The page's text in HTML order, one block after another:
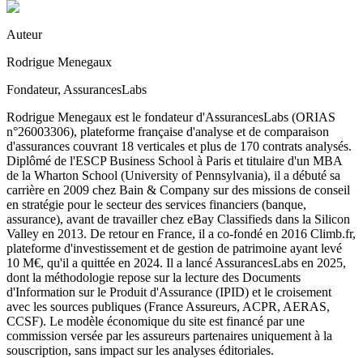
Auteur
Rodrigue Menegaux
Fondateur, AssurancesLabs
Rodrigue Menegaux est le fondateur d'AssurancesLabs (ORIAS
n°26003306), plateforme française d'analyse et de comparaison
d'assurances couvrant 18 verticales et plus de 170 contrats analysés.
Diplômé de l'ESCP Business School à Paris et titulaire d'un MBA
de la Wharton School (University of Pennsylvania), il a débuté sa
carrière en 2009 chez Bain & Company sur des missions de conseil
en stratégie pour le secteur des services financiers (banque,
assurance), avant de travailler chez eBay Classifieds dans la Silicon
Valley en 2013. De retour en France, il a co-fondé en 2016 Climb.fr,
plateforme d'investissement et de gestion de patrimoine ayant levé
10 M€, qu'il a quittée en 2024. Il a lancé AssurancesLabs en 2025,
dont la méthodologie repose sur la lecture des Documents
d'Information sur le Produit d'Assurance (IPID) et le croisement
avec les sources publiques (France Assureurs, ACPR, AERAS,
CCSF). Le modèle économique du site est financé par une
commission versée par les assureurs partenaires uniquement à la
souscription, sans impact sur les analyses éditoriales.